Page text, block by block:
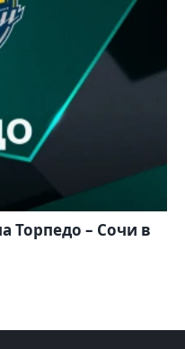
Торпедо – Сочи в